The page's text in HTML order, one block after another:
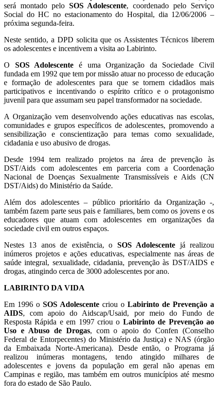
será montado pelo SOS Adolescente, coordenado pelo Serviço
Social do HC no estacionamento do Hospital, dia 12/06/2006 –
próxima segunda-feira.
Neste sentido, a DPD solicita que os Assistentes Técnicos liberem
os adolescentes e incentivem a visita ao Labirinto.
O SOS Adolescente é uma Organização da Sociedade Civil
fundada em 1992 que tem por missão atuar no processo de educação
e formação de adolescentes para que se tornem cidadãos mais
participativos e incentivando o espírito crítico e o protagonismo
juvenil para que assumam seu papel transformador na sociedade.
A Organização vem desenvolvendo ações educativas nas escolas,
comunidades e grupos específicos de adolescentes, promovendo a
sensibilização e conscientização para temas como sexualidade,
cidadania e uso abusivo de drogas.
Desde 1994 tem realizado projetos na área de prevenção às
DST/Aids com adolescentes em parceria com a Coordenação
Nacional de Doenças Sexualmente Transmissíveis e Aids (CN
DST/Aids) do Ministério da Saúde.
Além dos adolescentes – público prioritário da Organização -,
também fazem parte seus pais e familiares, bem como os jovens e os
educadores que atuam com adolescentes em organizações da
sociedade civil em outros espaços.
Nestes 13 anos de existência, o SOS Adolescente já realizou
inúmeros projetos e ações educativas, especialmente nas áreas de
saúde integral, sexualidade, cidadania, prevenção às DST/AIDS e
drogas, atingindo cerca de 3000 adolescentes por ano.
LABIRINTO DA VIDA
Em 1996 o SOS Adolescente criou o Labirinto de Prevenção a
AIDS, com apoio do Aidscap/Usaid, por meio do Fundo de
Resposta Rápida e em 1997 criou o Labirinto de Prevenção ao
Uso e Abuso de Drogas, com o apoio do Confen (Conselho
Federal de Entorpecentes) do Ministério da Justiça) e NAS (órgão
da Embaixada Norte-Americana). Desde então, o Programa já
realizou inúmeras montagens, tendo atingido milhares de
adolescentes e jovens da população em geral não apenas em
Campinas e região, mas também em outros municípios até mesmo
fora do estado de São Paulo.